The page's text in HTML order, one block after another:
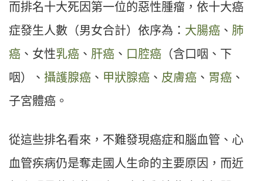
而排名十大死因第一位的惡性腫瘤，依十大癌
症發生人數（男女合計）依序為： 大腸癌 、 肺
癌 、女性乳癌 、 肝癌 、 口腔癌 （含口咽、下
咽）、 攝護腺癌 、 甲狀腺癌 、 皮膚癌 、 胃癌 、
子宮體癌。
從這些排名看來，不難發現癌症和腦血管、心
血管疾病仍是奪走國人生命的主要原因，而近